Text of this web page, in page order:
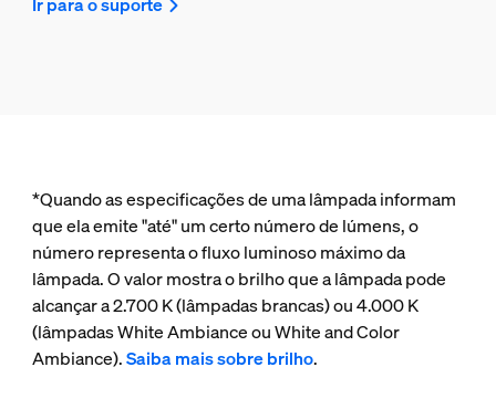
*Quando as especificações de uma lâmpada informam
que ela emite "até" um certo número de lúmens, o
número representa o fluxo luminoso máximo da
lâmpada. O valor mostra o brilho que a lâmpada pode
alcançar a 2.700 K (lâmpadas brancas) ou 4.000 K
(lâmpadas White Ambiance ou White and Color
Ambiance).Saiba mais sobre brilho.